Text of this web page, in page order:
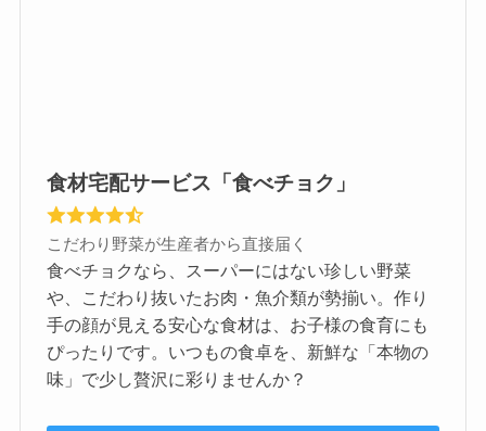
食材宅配サービス「食べチョク」
こだわり野菜が生産者から直接届く
食べチョクなら、スーパーにはない珍しい野菜
や、こだわり抜いたお肉・魚介類が勢揃い。作り
手の顔が見える安心な食材は、お子様の食育にも
ぴったりです。いつもの食卓を、新鮮な「本物の
味」で少し贅沢に彩りませんか？